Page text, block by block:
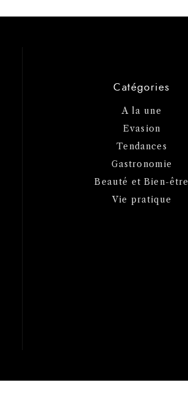
Catégories
A la une
Evasion
Tendances
Gastronomie
Beauté et Bien-être
Vie pratique